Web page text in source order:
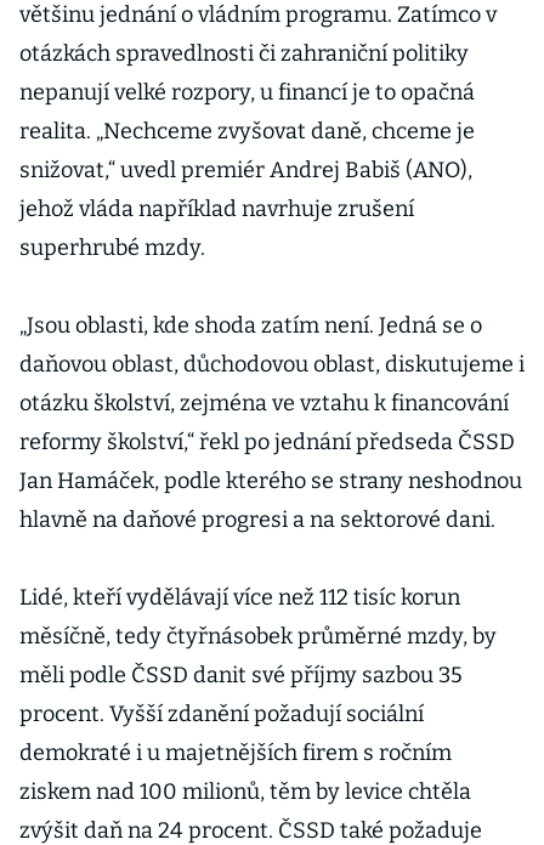
většinu jednání o vládním programu. Zatímco v
otázkách spravedlnosti či zahraniční politiky
nepanují velké rozpory, u financí je to opačná
realita. „Nechceme zvyšovat daně, chceme je
snižovat,“ uvedl premiér Andrej Babiš (ANO),
jehož vláda například navrhuje zrušení
superhrubé mzdy.
„Jsou oblasti, kde shoda zatím není. Jedná se o
daňovou oblast, důchodovou oblast, diskutujeme i
otázku školství, zejména ve vztahu k financování
reformy školství,“ řekl po jednání předseda ČSSD
Jan Hamáček, podle kterého se strany neshodnou
hlavně na daňové progresi a na sektorové dani.
Lidé, kteří vydělávají více než 112 tisíc korun
měsíčně, tedy čtyřnásobek průměrné mzdy, by
měli podle ČSSD danit své příjmy sazbou 35
procent. Vyšší zdanění požadují sociální
demokraté i u majetnějších firem s ročním
ziskem nad 100 milionů, těm by levice chtěla
zvýšit daň na 24 procent. ČSSD také požaduje